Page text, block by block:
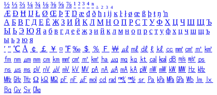
½ ⅓ ⅔ ¼ ¾ ⅛ ⅜ ⅝ ⅞ ¹ ² ³ ⁴ ⁿ ₁ ₂ ₃ ₄
Æ Ð Ħ Ĳ Ł Ø Œ Þ Ŧ Ŋ æ đ ð ħ ı ĳ ĸ ŀ ł ø œ ß þ ŧ ŋ ŉ
А Б В Г Д Е Ё Ж З И Й К Л М Н О П Р С Т У Ф Х Ц Ч Ш Щ Ъ
Ы Ь Э Ю Я а б в г д е ё ж з и й к л м н о п р с т у ф х ц ч ш щ ъ
ы ь э ю я
′ ″ ℃ Å ￠ ￡ ￥ ¤ ℉ ‰ ＄ ％ Ｆ ￦ ㎕ ㎖ ㎗ ℓ ㎘ ㏄ ㎣ ㎤ ㎥ ㎦
㎙ ㎚ ㎛ ㎜ ㎝ ㎞ ㎟ ㎠ ㎡ ㎢ ㏊ ㎍ ㎎ ㎏ ㏏ ㎈ ㎉ ㏈ ㎧ ㎨ ㎰
㎱ ㎲ ㎳ ㎴ ㎵ ㎶ ㎷ ㎸ ㎹ ㎀ ㎁ ㎂ ㎃ ㎄ ㎺ ㎻ ㎽ ㎾ ㎿ ㎐ ㎑
㎒ ㎓ ㎔ Ω ㏀ ㏁ ㎊ ㎋ ㎌ ㏖ ㏅ ㎭ ㎮ ㎯ ㏛ ㎩ ㎪ ㎫ ㎬ ㏝ ㏐
㏓
㏃ ㏉ ㏜ ㏆